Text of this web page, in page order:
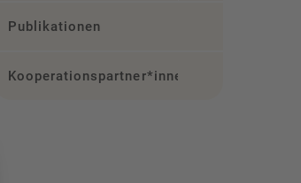
Publikationen
Kooperationspartner*innen